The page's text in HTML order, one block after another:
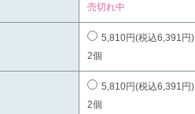
売切れ中
5,810円(税込6,391円)
2個
5,810円(税込6,391円)
2個